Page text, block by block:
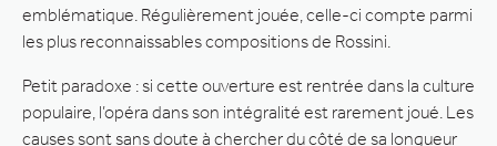
emblématique. Régulièrement jouée, celle-ci compte parmi
les plus reconnaissables compositions de Rossini.
Petit paradoxe : si cette ouverture est rentrée dans la culture
populaire, l’opéra dans son intégralité est rarement joué. Les
causes sont sans doute à chercher du côté de sa longueur